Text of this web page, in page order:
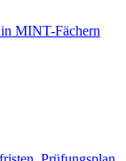
MINT-Fächern